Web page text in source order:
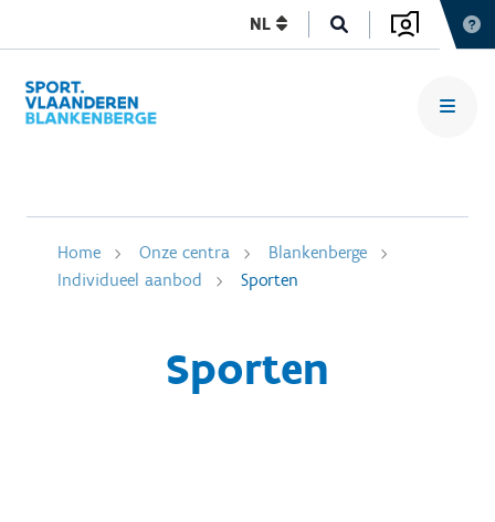
NL
Home Onze centra
Blankenberge
Individueel aanbod
Sporten
Sporten